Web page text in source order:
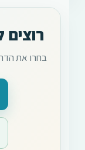
בחרו את